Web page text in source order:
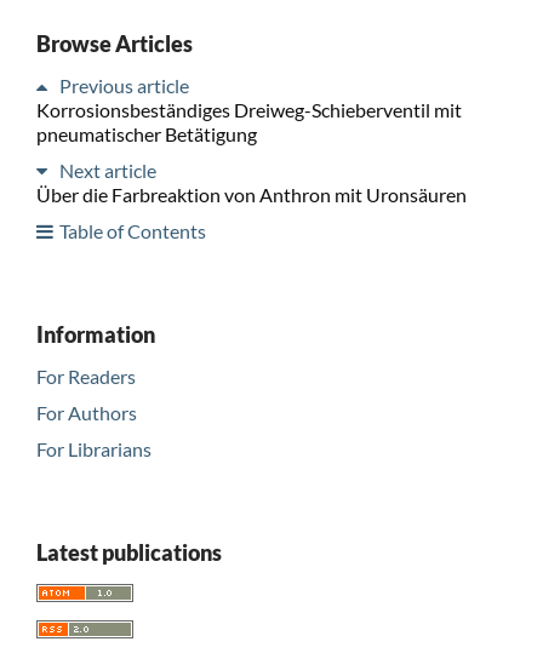
Browse Articles
Previous article
Korrosionsbeständiges Dreiweg-Schieberventil mit
pneumatischer Betätigung
Next article
Über die Farbreaktion von Anthron mit Uronsäuren
Table of Contents
Information
For Readers
For Authors
For Librarians
Latest publications